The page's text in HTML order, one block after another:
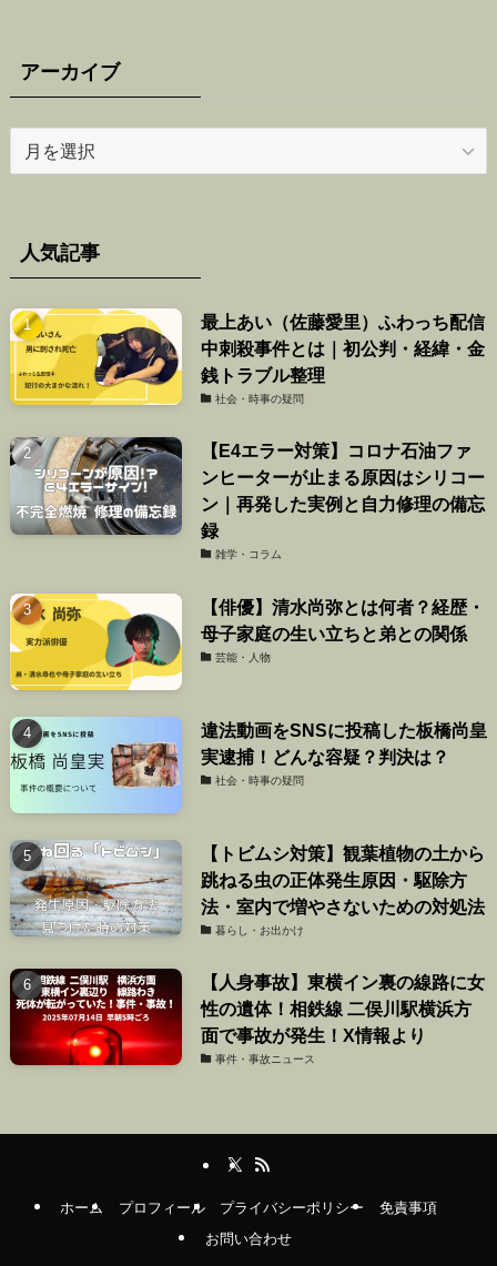
アーカイブ
ブ人気記事
最上あい（佐藤愛里）ふわっち配信
中刺殺事件とは｜初公判・経緯・金
銭トラブル整理
社会・時事の疑問
【E4エラー対策】コロナ石油ファ
ンヒーターが止まる原因はシリコー
ン｜再発した実例と自力修理の備忘
録
雑学・コラム
【俳優】清水尚弥とは何者？経歴・
母子家庭の生い立ちと弟との関係
芸能・人物
違法動画をSNSに投稿した板橋尚皇
実逮捕！どんな容疑？判決は？
社会・時事の疑問
【トビムシ対策】観葉植物の土から
跳ねる虫の正体発生原因・駆除方
法・室内で増やさないための対処法
暮らし・お出かけ
【人身事故】東横イン裏の線路に女
性の遺体！相鉄線 二俣川駅横浜方
面で事故が発生！X情報より
事件・事故ニュース
ホーム プロフィール プライバシーポリシー
免責事項
お問い合わせ